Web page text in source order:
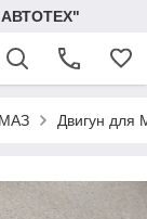
АВТОТЕХ"
МАЗ Двигун для